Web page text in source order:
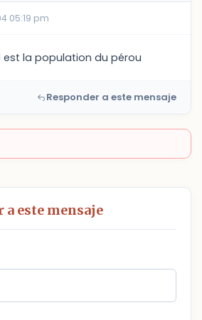
05:19 pm
est la population du pérou
Responder a este mensaje
a este mensaje